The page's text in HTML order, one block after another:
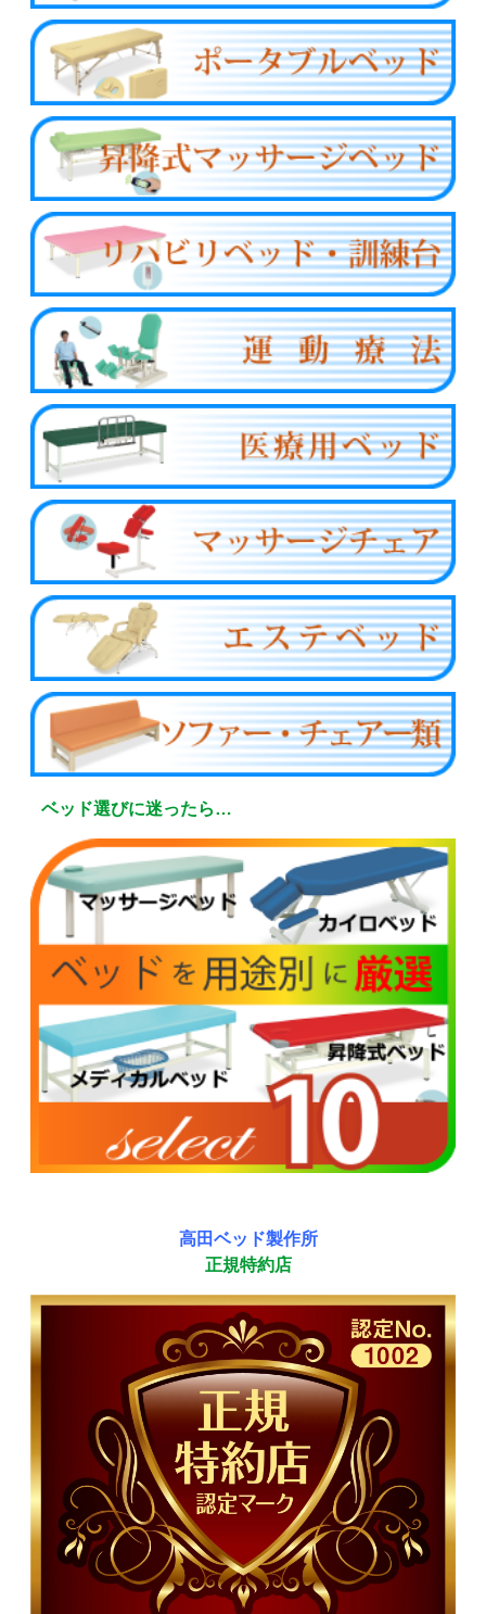
ベッド選びに迷ったら…
高田ベッド製作所
正規特約店